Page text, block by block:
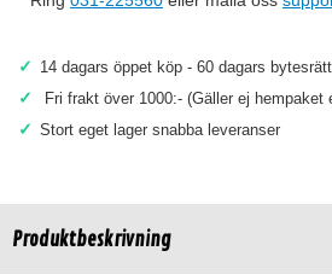
✓ 14 dagars öppet köp - 60 dagars bytesrätt
✓ Fri frakt över 1000:- (Gäller ej hempaket
✓ Stort eget lager snabba leveranser
Produktbeskrivning